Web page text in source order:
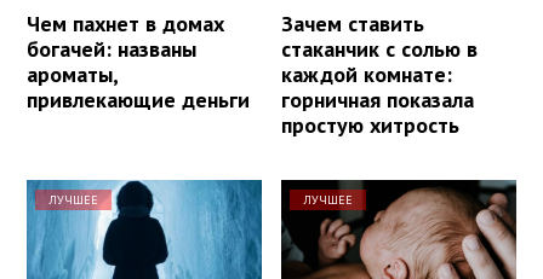
Чем пахнет в домах
богачей: названы
ароматы,
привлекающие деньги
Зачем ставить
стаканчик с солью в
каждой комнате:
горничная показала
простую хитрость
ЛУЧШЕЕ ЛУЧШЕЕ